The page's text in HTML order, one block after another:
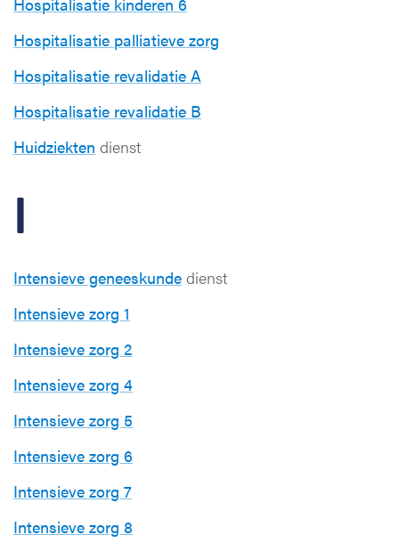
Hospitalisatie palliatieve zorg
Hospitalisatie revalidatie A
Hospitalisatie revalidatie B
Huidziekten dienst
I
Intensieve geneeskunde dienst
Intensieve zorg 1
Intensieve zorg 2
Intensieve zorg 4
Intensieve zorg 5
Intensieve zorg 6
Intensieve zorg 7
Intensieve zorg 8